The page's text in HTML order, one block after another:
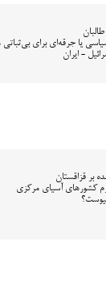
یا جرقه‌ای برای
- ایران
بر قزاقستان
کشورهای آسیای مرکزی